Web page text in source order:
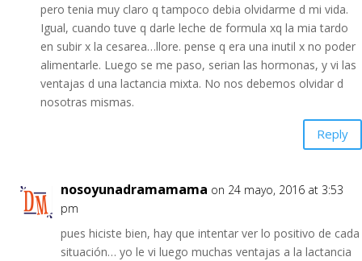
pero tenia muy claro q tampoco debia olvidarme d mi vida.
Igual, cuando tuve q darle leche de formula xq la mia tardo
en subir x la cesarea…llore. pense q era una inutil x no poder
alimentarle. Luego se me paso, serian las hormonas, y vi las
ventajas d una lactancia mixta. No nos debemos olvidar d
nosotras mismas.
Reply
nosoyunadramamama on 24 mayo, 2016 at 3:53
pm
pues hiciste bien, hay que intentar ver lo positivo de cada
situación… yo le vi luego muchas ventajas a la lactancia